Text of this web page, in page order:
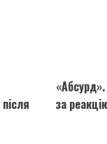
за